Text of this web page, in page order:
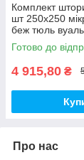
Комплект
шт 250х250
беж тюль
Білий
Готово до
4 915,80 ₴
Про нас